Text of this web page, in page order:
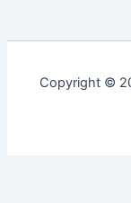
Copyright ©